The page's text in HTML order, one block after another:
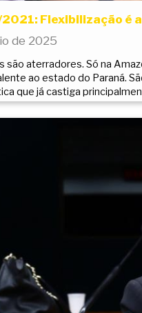
2021: Flexibilização é
de 2025
são aterradores. Só na
ao estado do Paraná.
que já castiga